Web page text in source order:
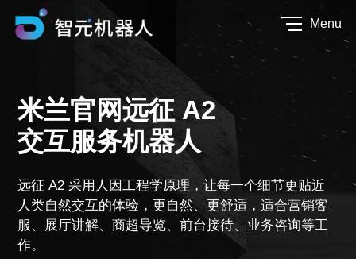
Menu
米兰官网远征 A2
交互服务机器人
远征 A2 采用人因工程学原理，让每一个细节更贴近
人类自然交互的体验，更自然、更舒适，适合营销客
服、展厅讲解、商超导览、前台接待、业务咨询等工
作。